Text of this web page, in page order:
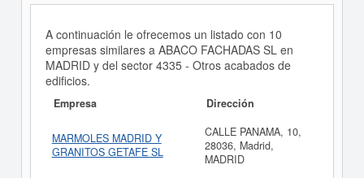
A continuación le ofrecemos un listado con 10
empresas similares a ABACO FACHADAS SL en
MADRID y del sector 4335 - Otros acabados de
edificios.
Empresa Dirección
MARMOLES MADRID Y
GRANITOS GETAFE SL
CALLE PANAMA, 10,
28036, Madrid,
MADRID